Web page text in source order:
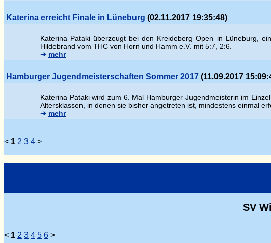
Katerina erreicht Finale in Lüneburg (02.11.2017 19:35:48)
Katerina Pataki überzeugt bei den Kreideberg Open in Lüneburg,
Hildebrand vom THC von Horn und Hamm e.V. mit 5:7, 2:6.
➔ mehr
Hamburger Jugendmeisterschaften Sommer 2017 (11.09.2017
Katerina Pataki wird zum 6. Mal Hamburger Jugendmeisterin im
Altersklassen, in denen sie bisher angetreten ist, mindestens einmal
➔ mehr
< 1 2 3 4 >
SV
< 1 2 3 4 5 6 >